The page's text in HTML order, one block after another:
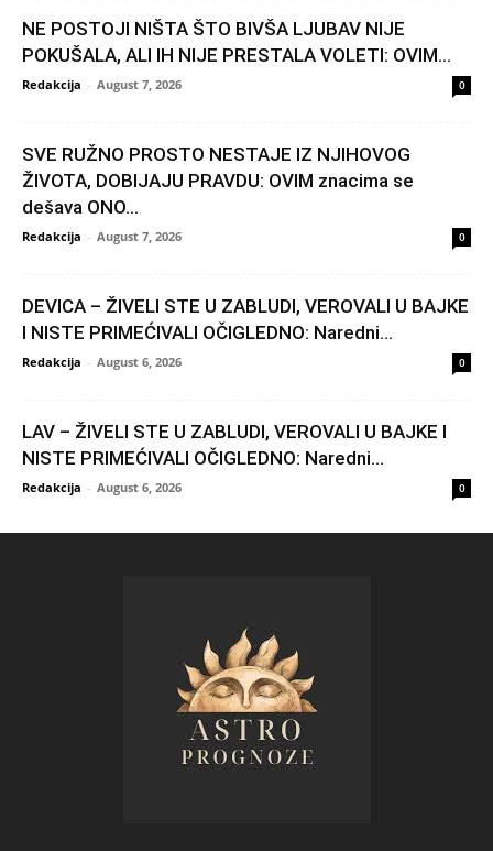
NE POSTOJI NIŠTA ŠTO BIVŠA LJUBAV NIJE
POKUŠALA, ALI IH NIJE PRESTALA VOLETI: OVIM...
Redakcija - August 7, 2026 0
SVE RUŽNO PROSTO NESTAJE IZ NJIHOVOG
ŽIVOTA, DOBIJAJU PRAVDU: OVIM znacima se
dešava ONO...
Redakcija - August 7, 2026 0
DEVICA – ŽIVELI STE U ZABLUDI, VEROVALI U BAJKE
I NISTE PRIMEĆIVALI OČIGLEDNO: Naredni...
Redakcija - August 6, 2026 0
LAV – ŽIVELI STE U ZABLUDI, VEROVALI U BAJKE I
NISTE PRIMEĆIVALI OČIGLEDNO: Naredni...
Redakcija - August 6, 2026 0